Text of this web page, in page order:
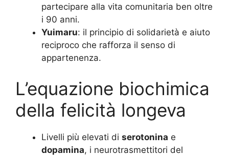
partecipare alla vita comunitaria ben oltre
i 90 anni.
Yuimaru: il principio di solidarietà e aiuto
reciproco che rafforza il senso di
appartenenza.
L’equazione biochimica
della felicità longeva
Livelli più elevati di serotonina e
dopamina, i neurotrasmettitori del